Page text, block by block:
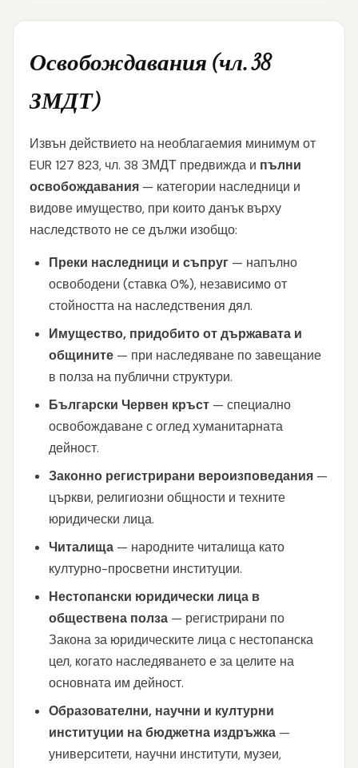
Освобождавания (чл. 38
ЗМДТ)
Извън действието на необлагаемия минимум от
EUR 127 823, чл. 38 ЗМДТ предвижда и пълни
освобождавания — категории наследници и
видове имущество, при които данък върху
наследството не се дължи изобщо:
Преки наследници и съпруг — напълно
освободени (ставка 0%), независимо от
стойността на наследствения дял.
Имущество, придобито от държавата и
общините — при наследяване по завещание
в полза на публични структури.
Български Червен кръст — специално
освобождаване с оглед хуманитарната
дейност.
Законно регистрирани вероизповедания —
църкви, религиозни общности и техните
юридически лица.
Читалища — народните читалища като
културно-просветни институции.
Нестопански юридически лица в
обществена полза — регистрирани по
Закона за юридическите лица с нестопанска
цел, когато наследяването е за целите на
основната им дейност.
Образователни, научни и културни
институции на бюджетна издръжка —
университети, научни институти, музеи,